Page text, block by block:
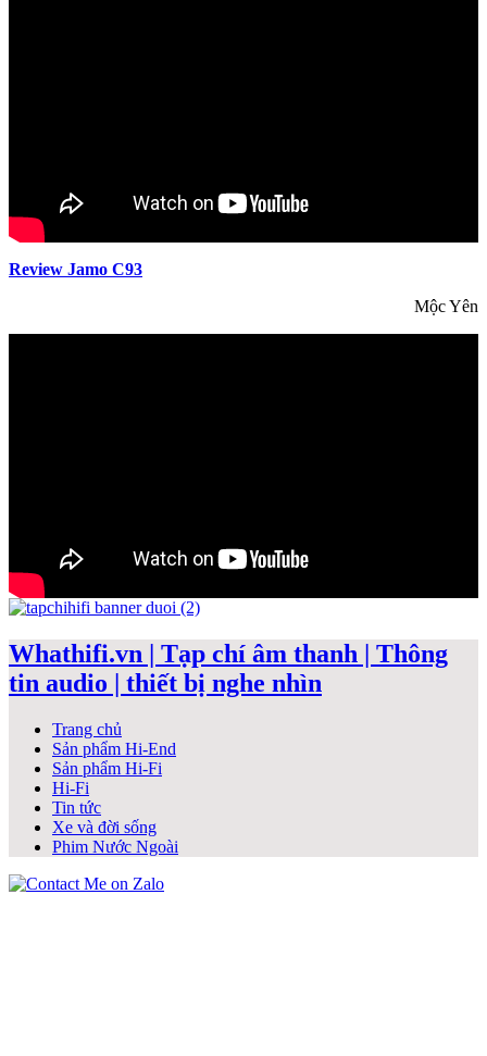
Review Jamo C93
Mộc Yên
Whathifi.vn | Tạp chí âm thanh | Thông
tin audio | thiết bị nghe nhìn
Trang chủ
Sản phẩm Hi-End
Sản phẩm Hi-Fi
Hi-Fi
Tin tức
Xe và đời sống
Phim Nước Ngoài